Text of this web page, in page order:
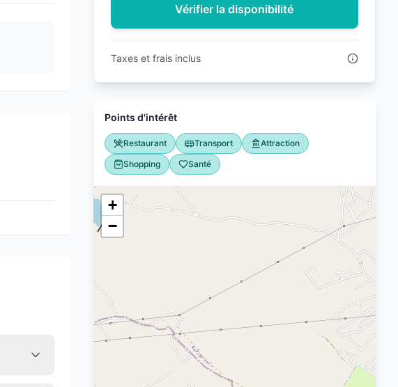
Vérifier la disponibilité
Taxes et frais inclus
Points d'intérêt
Restaurant Transport
Attraction
Shopping
Santé
+
−